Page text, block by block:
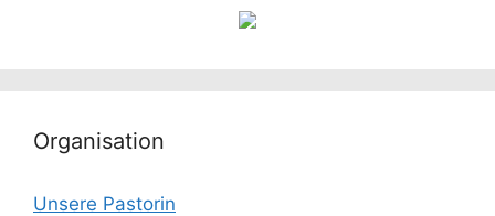
Organisation
Unsere Pastorin